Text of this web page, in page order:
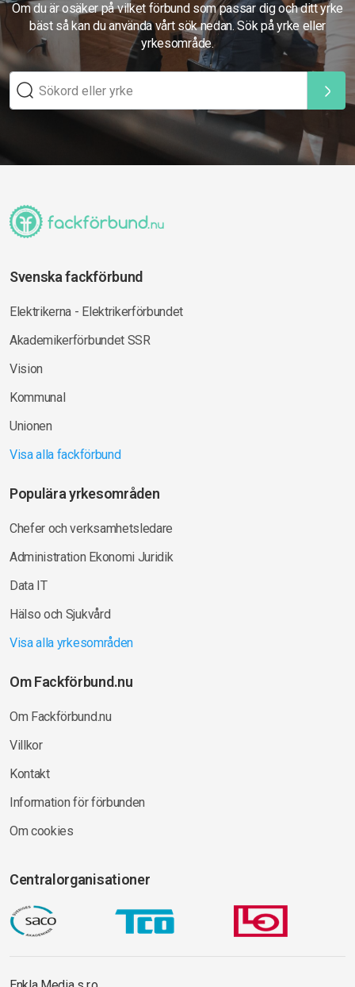
Om du är osäker på vilket förbund som passar dig och ditt yrke
bäst så kan du använda vårt sök nedan. Sök på yrke eller
yrkesområde.
Svenska fackförbund
Elektrikerna - Elektrikerförbundet
Akademikerförbundet SSR
Vision
Kommunal
Unionen
Visa alla fackförbund
Populära yrkesområden
Chefer och verksamhetsledare
Administration Ekonomi Juridik
Data IT
Hälso och Sjukvård
Visa alla yrkesområden
Om Fackförbund.nu
Om Fackförbund.nu
Villkor
Kontakt
Information för förbunden
Om cookies
Centralorganisationer